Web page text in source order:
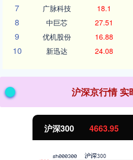
7 广脉科技 18.1
8 中巨芯 27.51
9 优机股份 16.88
10 新迅达 24.08
沪深京行情 实
沪深300 4663.95